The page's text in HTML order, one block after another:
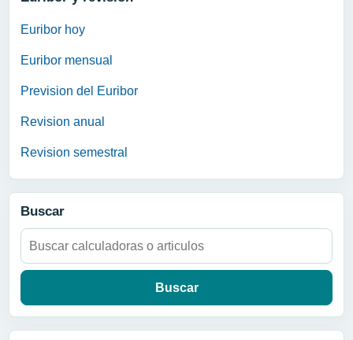
Euribor hoy
Euribor mensual
Prevision del Euribor
Revision anual
Revision semestral
Buscar
Buscar: